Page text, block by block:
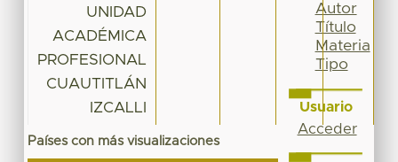
UNIDAD
ACADÉMICA
PROFESIONAL
CUAUTITLÁN
IZCALLI
Países con más visualizaciones
Autor
Título
Materia
Tipo
Usuario
Acceder